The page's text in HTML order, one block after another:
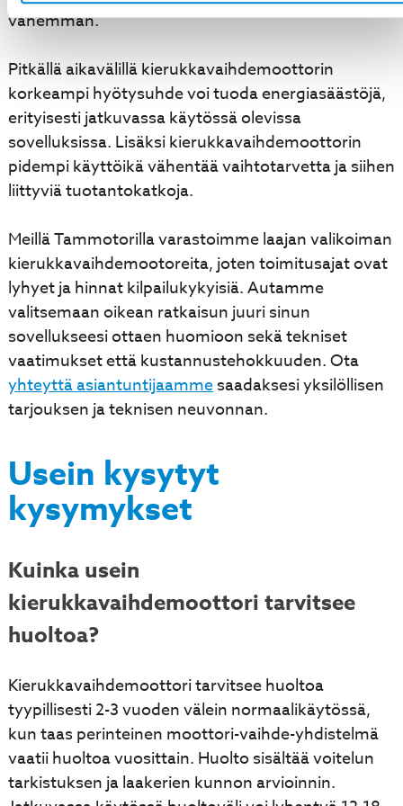
vähemmän.
Pitkällä aikavälillä kierukkavaihdemoottorin
korkeampi hyötysuhde voi tuoda energiasäästöjä,
erityisesti jatkuvassa käytössä olevissa
sovelluksissa. Lisäksi kierukkavaihdemoottorin
pidempi käyttöikä vähentää vaihtotarvetta ja siihen
liittyviä tuotantokatkoja.
Meillä Tammotorilla varastoimme laajan valikoiman
kierukkavaihdemootoreita, joten toimitusajat ovat
lyhyet ja hinnat kilpailukykyisiä. Autamme
valitsemaan oikean ratkaisun juuri sinun
sovellukseesi ottaen huomioon sekä tekniset
vaatimukset että kustannustehokkuuden. Ota
yhteyttä asiantuntijaammesaadaksesi yksilöllisen
tarjouksen ja teknisen neuvonnan.
Usein kysytyt
kysymykset
Kuinka usein
kierukkavaihdemoottori tarvitsee
huoltoa?
Kierukkavaihdemoottori tarvitsee huoltoa
tyypillisesti 2-3 vuoden välein normaalikäytössä,
kun taas perinteinen moottori-vaihde-yhdistelmä
vaatii huoltoa vuosittain. Huolto sisältää voitelun
tarkistuksen ja laakerien kunnon arvioinnin.